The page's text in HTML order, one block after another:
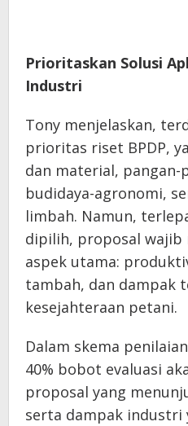
Prioritaskan Solusi
Industri
Tony menjelaskan,
prioritas riset BPDP,
dan material, pangan-
budidaya-agronomi,
limbah. Namun,
dipilih, proposal wajib
aspek utama:
tambah, dan dampak
kesejahteraan petani.
Dalam skema
40% bobot evaluasi
proposal yang
serta dampak industri